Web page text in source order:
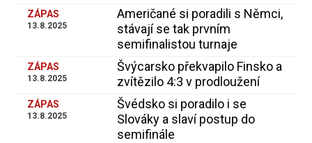
ZÁPAS
13.8.2025
Američané si poradili s Němci,
stávají se tak prvním
semifinalistou turnaje
ZÁPAS
13.8.2025
Švýcarsko překvapilo Finsko a
zvítězilo 4:3 v prodloužení
ZÁPAS
13.8.2025
Švédsko si poradilo i se
Slováky a slaví postup do
semifinále